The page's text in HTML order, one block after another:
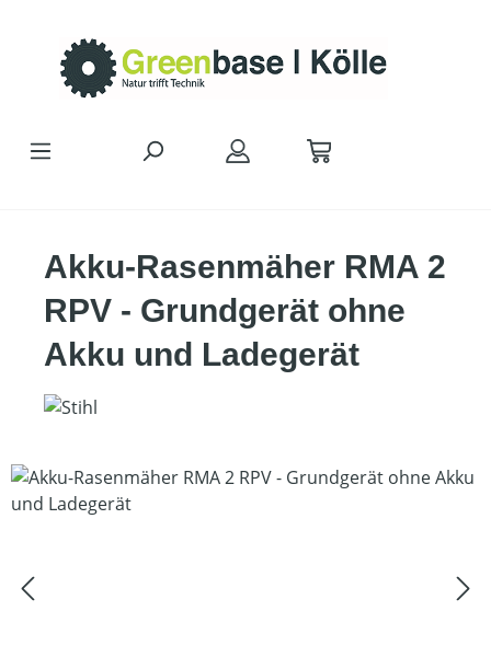
Akku-Rasenmäher RMA 2
RPV - Grundgerät ohne
Akku und Ladegerät
Bildergalerie überspringen